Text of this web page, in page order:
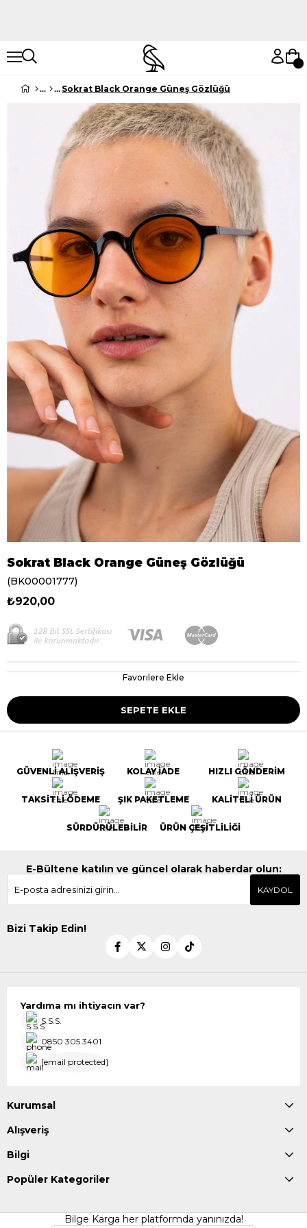
Sokrat Black Orange Güneş Gözlüğü
Sokrat Black Orange Güneş Gözlüğü
(BK00001777)
₺920,00
Favorilere Ekle
GÜVENLİ ALIŞVERİŞ KOLAY İADE HIZLI GÖNDERİM
TAKSİTLİ ÖDEME ŞIK PAKETLEME KALİTELİ ÜRÜN
SÜRDÜRÜLEBİLİR ÜRÜN ÇEŞİTLİLİĞİ
E-Bültene katılın ve güncel olarak haberdar olun:
KAYDOL
Bizi Takip Edin!
Yardıma mı ihtiyacın var?
S.S.S.
0850 305 3401
[email protected]
Kurumsal
Alışveriş
Bilgi
Popüler Kategoriler
Bilge Karga her platformda yanınızda!